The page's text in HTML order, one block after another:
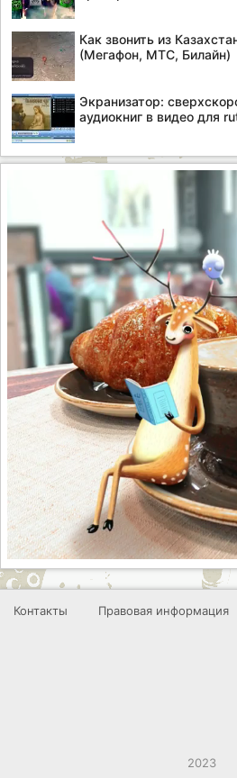
Как звонить из
(Мегафон, МТС, Билайн)
Экранизатор:
аудиокниг в видео для
Контакты Правовая информация
2023